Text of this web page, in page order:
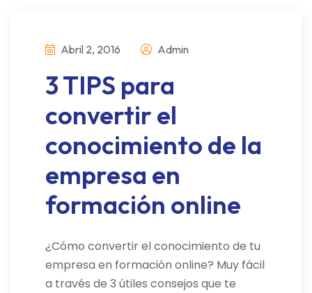
Abril 2, 2016 Admin
3 TIPS para
convertir el
conocimiento de la
empresa en
formación online
¿Cómo convertir el conocimiento de tu
empresa en formación online? Muy fácil
a través de 3 útiles consejos que te